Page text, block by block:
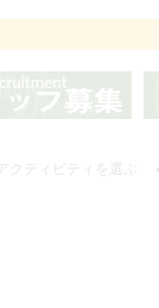
アクティビティを選ぶ